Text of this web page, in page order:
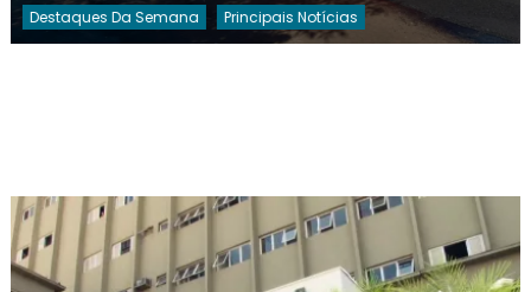
Destaques Da Semana Principais Notícias